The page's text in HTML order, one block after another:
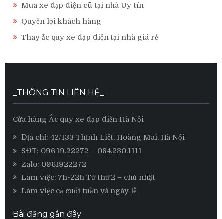
Mua xe đạp điện cũ tại nhà Uy tín
Quyền lợi khách hàng
Thay ắc quy xe đạp điện tại nhà giá rẻ
_THÔNG TIN LIÊN HỆ_
Cửa hàng Ắc quy xe đạp điện Hà Nội
Địa chỉ: 42/133 Thịnh Liệt, Hoàng Mai, Hà Nội
SĐT: 096.19.22272 – 084.230.1111
Zalo: 0961922272
Làm việc: 7h-22h Từ thứ 2 – chủ nhật
Làm việc cả cuối tuần và ngày lễ
Bài đăng gần đây